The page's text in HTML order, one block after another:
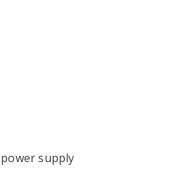
power supply